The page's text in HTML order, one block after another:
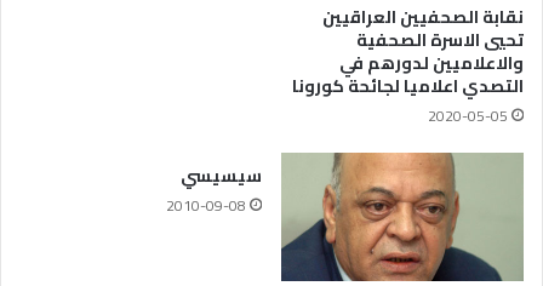
نقابة الصحفيين العراقيين
تحيي الاسرة الصحفية
والاعلاميين لدورهم في
التصدي اعلاميا لجائحة كورونا
2020-05-05
سيسيسي
2010-09-08